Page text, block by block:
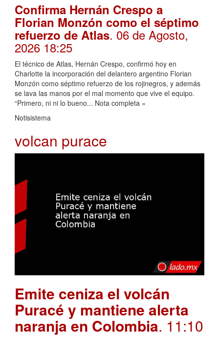
Confirma Hernán Crespo a
Florian Monzón como el séptimo
refuerzo de Atlas. 06 de Agosto,
2026 18:25
El técnico de Atlas, Hernán Crespo, confirmó hoy en
Charlotte la incorporación del delantero argentino Florian
Monzón como séptimo refuerzo de los rojinegros, y además
se lava las manos por el mal momento que vive el equipo.
“Primero, ni ni lo bueno... Nota completa »
Notisistema
volcan purace
Emite ceniza el volcán
Puracé y mantiene alerta
naranja en Colombia. 11:10